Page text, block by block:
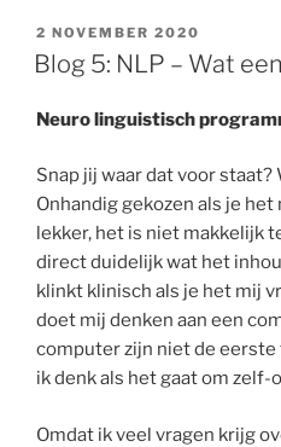
GEPLAATST
OP
2 NOVEMBER 2020
Blog 5: NLP – Wat
Neuro linguistisch
Snap jij waar dat voor staat?
Onhandig gekozen als je
lekker, het is niet makkelijk
direct duidelijk wat het
klinkt klinisch als je het mij
doet mij denken aan een
computer zijn niet de eerste
ik denk als het gaat om
Omdat ik veel vragen krijg